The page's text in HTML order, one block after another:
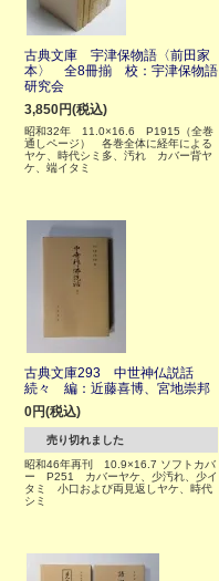
古典文庫 宇津保物語〈前田家
本〉 全8冊揃 校：宇津保物語
研究会
3,850円(税込)
昭和32年 11.0×16.6 P1915（全巻
通しページ） 各巻全体に経年による
ヤケ、時代シミ多、汚れ カバー背ヤ
ケ、端イタミ
古典文庫293 中世神仏説話
続々 編：近藤喜博、宮地崇邦
0円(税込)
売り切れました
昭和46年再刊 10.9×16.7 ソフトカバ
ー P251 カバーヤケ、少汚れ、少イ
タミ 小口および両見返しヤケ、時代
シミ